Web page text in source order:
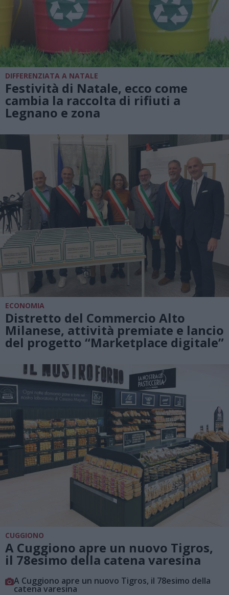
DIFFERENZIATA A NATALE
Festività di Natale, ecco come
cambia la raccolta di rifiuti a
Legnano e zona
ECONOMIA
Distretto del Commercio Alto
Milanese, attività premiate e lancio
del progetto “Marketplace digitale”
CUGGIONO
A Cuggiono apre un nuovo Tigros,
il 78esimo della catena varesina
A Cuggiono apre un nuovo Tigros, il 78esimo della
catena varesina